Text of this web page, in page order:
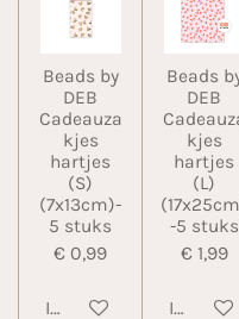
Beads by
DEB
Cadeauza
kjes
hartjes
(S)
(7x13cm)-
5 stuks
€ 0,99
In winkelwagen
Beads
DEB
kjes
hartjes
(L)
-5 stuks
€ 1,99
In